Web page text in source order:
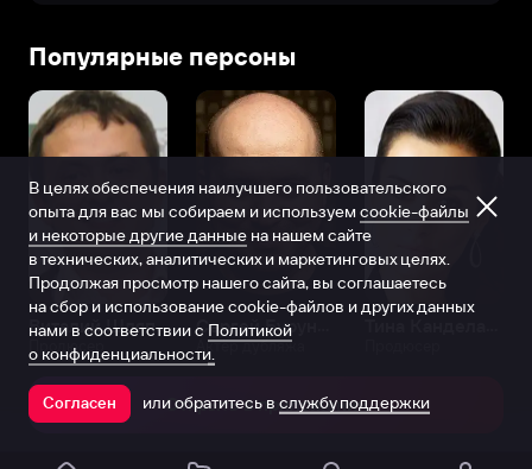
Популярные персоны
Виталий Шляппо
Продюсер Актёр дубляжа
Открыть в приложении
В целях обеспечения наилучшего пользовательского
опыта для вас мы собираем и используем cookie-файлы
и некоторые другие данные на нашем сайте
в технических, аналитических и маркетинговых целях.
Продолжая просмотр нашего сайта, вы соглашаетесь
на сбор и использование cookie-файлов и других данных
нами в соответствии с Политикой
о конфиденциальности.
Согласен или обратитесь в службу поддержки